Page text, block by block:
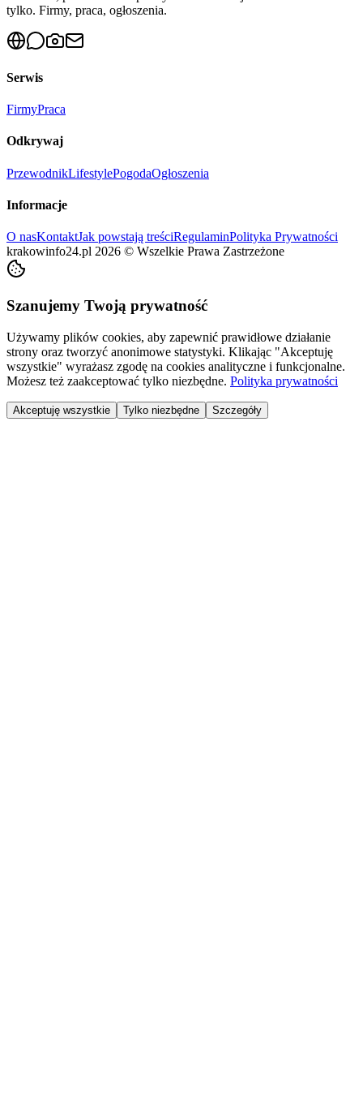
tylko. Firmy, praca, ogłoszenia.
Serwis
FirmyPraca
Odkrywaj
PrzewodnikLifestylePogodaOgłoszenia
Informacje
O nasKontaktJak powstają treściRegulaminPolityka Prywatności
krakowinfo24.pl 2026 © Wszelkie Prawa Zastrzeżone
Szanujemy Twoją prywatność
Używamy plików cookies, aby zapewnić prawidłowe działanie
strony oraz tworzyć anonimowe statystyki. Klikając "Akceptuję
wszystkie" wyrażasz zgodę na cookies analityczne i funkcjonalne.
Możesz też zaakceptować tylko niezbędne. Polityka prywatności
Akceptuję wszystkie Tylko niezbędne Szczegóły